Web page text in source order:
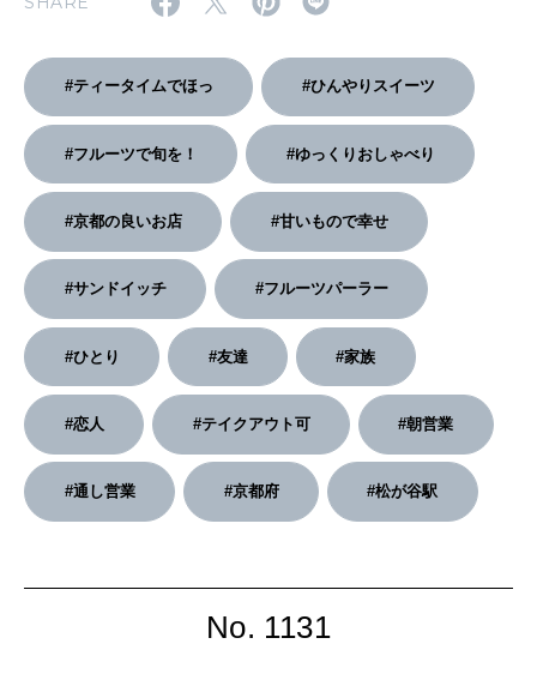
2026年3月号「スイーツ予想図 2026」
2026年2月号「良運を掴む 新・開運術。」
2026年1月号「猫がいれば、幸せ」
2025年12月号「お酒の新常識。」
#ティータイムでほっ #ひんやりスイーツ
#フルーツで旬を！ #ゆっくりおしゃべり
#京都の良いお店 #甘いもので幸せ
#サンドイッチ #フルーツパーラー
#ひとり #友達 #家族
#恋人 #テイクアウト可 #朝営業
#通し営業 #京都府 #松が谷駅
No. 1131